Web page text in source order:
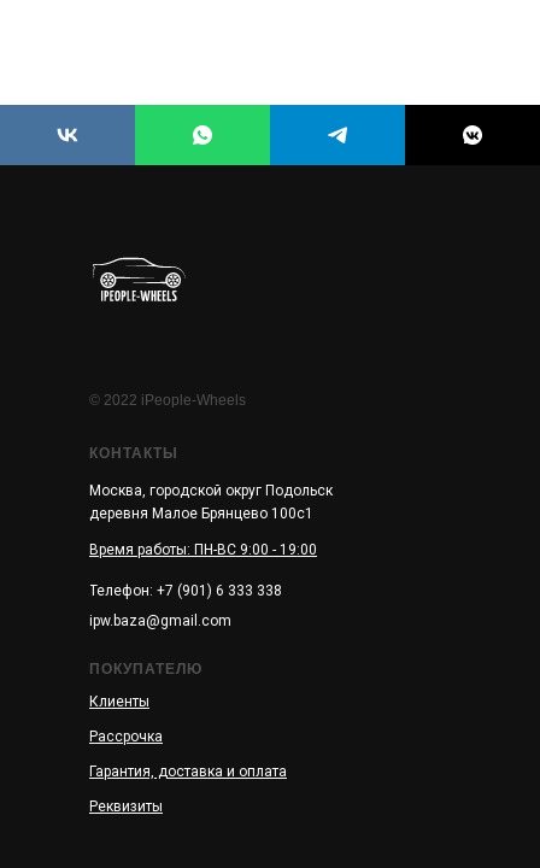
КОНТАКТЫ
Москва, городской округ Подольск
деревня Малое Брянцево 100с1
ipw.baza@gmail.com
Гарантия, доставка и оплата
Рассрочка
Клиенты
Реквизиты
ПОКУПАТЕЛЮ
© 2022 iPeople-Wheels
Телефон: +7 (901) 6 333 338
Время работы: ПН-ВС 9:00 - 19:00